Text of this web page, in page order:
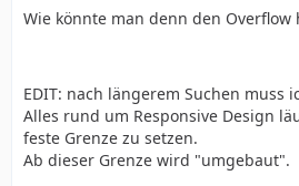
Wie könnte man denn den Overflow
EDIT: nach längerem Suchen muss
Alles rund um Responsive Design
feste Grenze zu setzen.
Ab dieser Grenze wird "umgebaut".